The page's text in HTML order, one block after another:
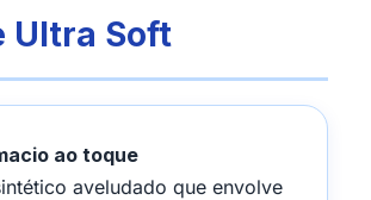
Ultra Soft
ao toque
aveludado que envolve